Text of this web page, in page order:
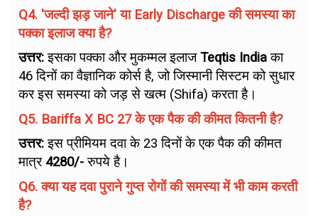
Q4. 'जल्दी झड़ जाने' या Early Discharge की समस्या का
पक्का इलाज क्या है?
उत्तर:इसका पक्का और मुकम्मल इलाजTeqtis Indiaका
46 दिनों का वैज्ञानिक कोर्स है, जो जिस्मानी सिस्टम को सुधार
कर इस समस्या को जड़ से खत्म (Shifa) करता है।
Q5. Bariffa X BC 27 के एक पैक की कीमत कितनी है?
उत्तर:इस प्रीमियम दवा के 23 दिनों के एक पैक की कीमत
मात्र ₹4280/-रुपये है।
Q6. क्या यह दवा पुराने गुप्त रोगों की समस्या में भी काम करती
है?